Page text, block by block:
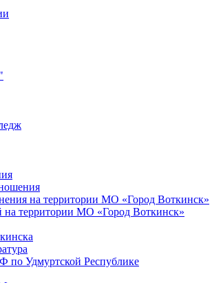
на территории МО «Город Воткинск»
на территории МО «Город Воткинск»
по Удмуртской Республике